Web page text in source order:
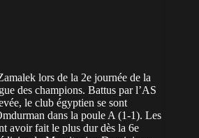
lors de la 2e journée de la
des champions. Battus par l’AS
le club égyptien se sont
dans la poule A (1-1). Les
avoir fait le plus dur dès la 6e